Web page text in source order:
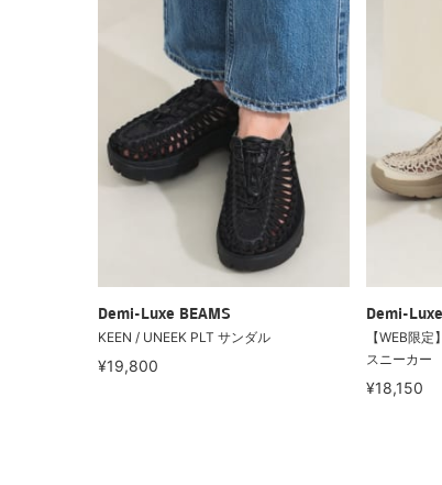
Demi-Luxe BEAMS
KEEN / UNEEK PLT サンダル
¥19,800
Demi-
【WEB限
スニーカー
¥18,150